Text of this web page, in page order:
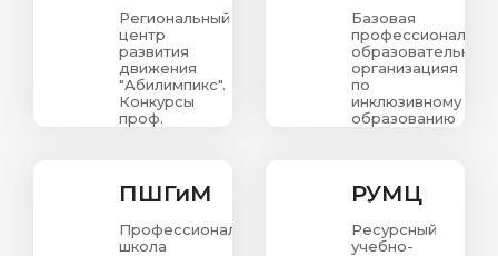
Региональный
центр
развития
движения
"Абилимпикс".
Конкурсы
проф.
ограниченными
возможностями
Базовая
образовательная
организацияя
по
инклюзивному
образованию
ПШГиМ
Профессиональная
школа
РУМЦ
Ресурсный
учебно-